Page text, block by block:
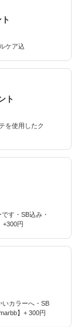
ケア込
ト
を使用したク
す・SB込み・
+300円
いカラーへ・SB
】+ 300円